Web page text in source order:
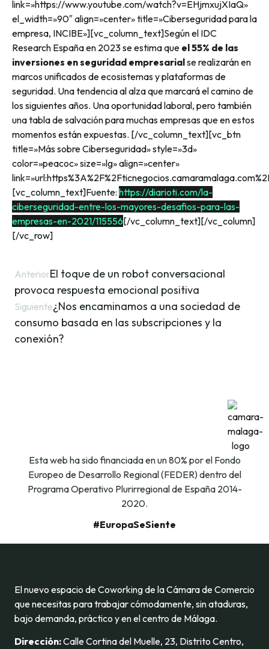
link=»https://www.youtube.com/watch?v=EHjmxujXIaQ»
el_width=»90″ align=»center» title=»Ciberseguridad para la
empresa, INCIBE»][vc_column_text]Según el IDC
Research España en 2023 se estima que el 55% de las
inversiones en seguridad empresarialse realizarán en
marcos unificados de ecosistemas y plataformas de
seguridad. Una tendencia al alza que marcará el camino de
los siguientes años. Una oportunidad laboral, pero también
una tabla de salvación para muchas empresas que en estos
momentos están expuestas. [/vc_column_text][vc_btn
title=»Más sobre Ciberseguridad» style=»3d»
color=»peacoc» size=»lg» align=»center»
[vc_column_text]Fuente: https://diarioti.com/la-
ciberseguridad-entre-los-mayores-desafios-para-las-
empresas-en-2021/115556[/vc_column_text][/vc_column]
[/vc_row]
AnteriorEl toque de un robot conversacional
provoca respuesta emocional positiva
Siguiente¿Nos encaminamos a una sociedad de
consumo basada en las subscripciones y la
conexión?
Esta web ha sido financiada en un 80% por el Fondo
Europeo de Desarrollo Regional (FEDER) dentro del
Programa Operativo Plurirregional de España 2014-
2020.
#EuropaSeSiente
El nuevo espacio de Coworking de la Cámara de Comercio
que necesitas para trabajar cómodamente, sin ataduras,
bajo demanda, práctico y en el centro de Málaga.
Dirección:Calle Cortina del Muelle, 23, Distrito Centro,